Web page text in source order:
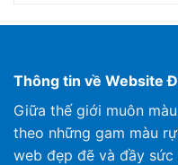
Thông tin về Website
Giữa thế giới muôn
theo những gam màu
web đẹp đẽ và đầy